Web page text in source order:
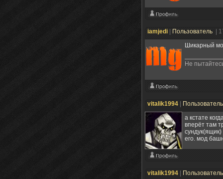
iamjedi Пользователь
|
Шикарный
Не
vitalik1994
а кстате
вперёт там
его. мод
vitalik1994